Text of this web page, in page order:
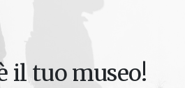
il tuo museo!